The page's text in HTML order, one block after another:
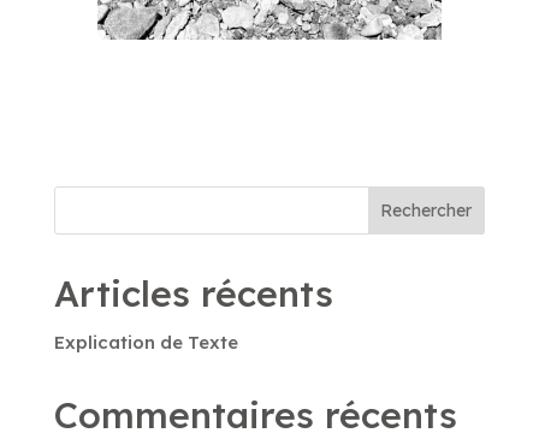
Rechercher
Articles récents
Explication de Texte
Commentaires récents